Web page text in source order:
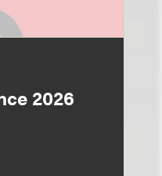
2026